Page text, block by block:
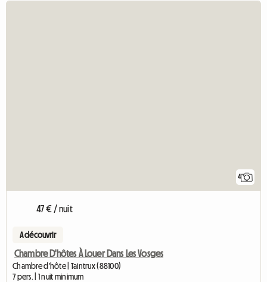
4
47 € / nuit
A découvrir
Chambre D'hôtes À Louer Dans Les Vosges
Chambre d'hôte | Taintrux (88100)
7 pers. | 1 nuit minimum